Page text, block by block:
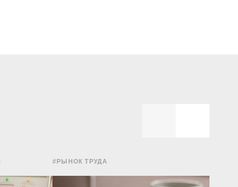
#РЫНОК ТРУДА